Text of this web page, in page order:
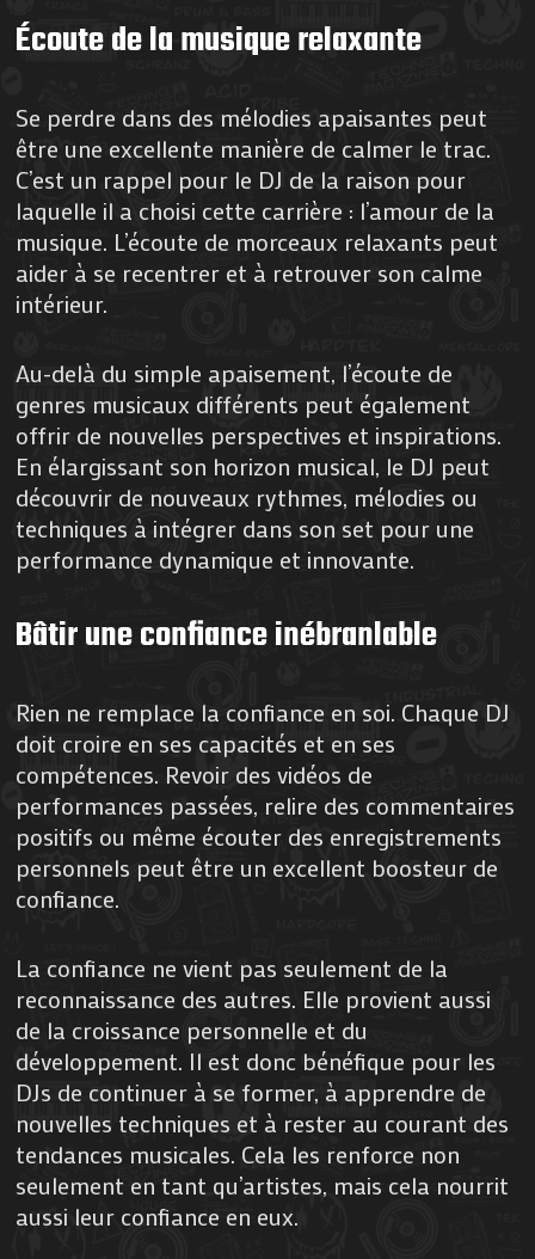
Écoute de la musique relaxante
Se perdre dans des mélodies apaisantes peut
être une excellente manière de calmer le trac.
C’est un rappel pour le DJ de la raison pour
laquelle il a choisi cette carrière : l’amour de la
musique. L’écoute de morceaux relaxants peut
aider à se recentrer et à retrouver son calme
intérieur.
Au-delà du simple apaisement, l’écoute de
genres musicaux différents peut également
offrir de nouvelles perspectives et inspirations.
En élargissant son horizon musical, le DJ peut
découvrir de nouveaux rythmes, mélodies ou
techniques à intégrer dans son set pour une
performance dynamique et innovante.
Bâtir une confiance inébranlable
Rien ne remplace la confiance en soi. Chaque DJ
doit croire en ses capacités et en ses
compétences. Revoir des vidéos de
performances passées, relire des commentaires
positifs ou même écouter des enregistrements
personnels peut être un excellent boosteur de
confiance.
La confiance ne vient pas seulement de la
reconnaissance des autres. Elle provient aussi
de la croissance personnelle et du
développement. Il est donc bénéfique pour les
DJs de continuer à se former, à apprendre de
nouvelles techniques et à rester au courant des
tendances musicales. Cela les renforce non
seulement en tant qu’artistes, mais cela nourrit
aussi leur confiance en eux.